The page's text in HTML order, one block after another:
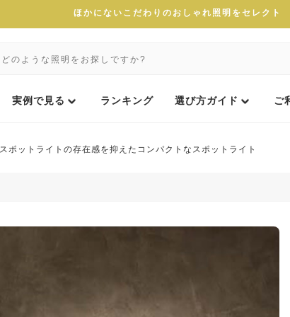
ほかにないこだわりのおしゃれ照明をセレクト
実例で見る ランキング 選び方ガイド ご
スポットライトの存在感を抑えたコンパクトなスポットライト